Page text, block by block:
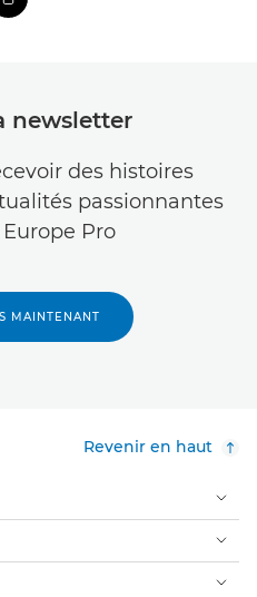
newsletter
des histoires
passionnantes
Pro
MAINTENANT
Revenir en haut